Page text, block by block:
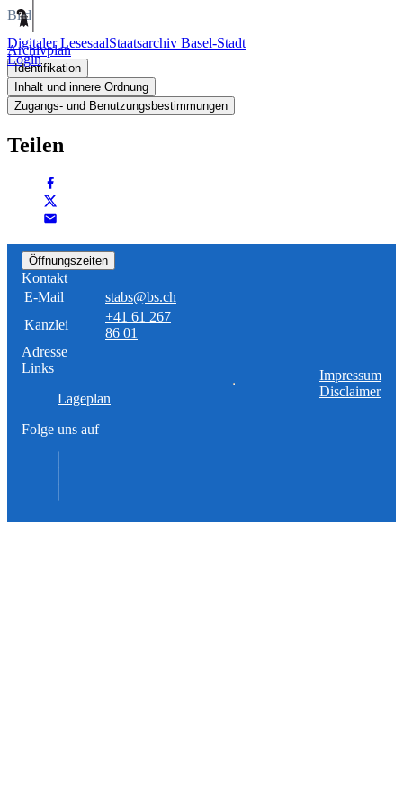
Digitaler LesesaalStaatsarchiv Basel-Stadt
Login
Bild
Archivplan
Identifikation
Inhalt und innere Ordnung
Zugangs- und Benutzungsbestimmungen
Teilen
Öffnungszeiten
Kontakt
E-Mail
stabs@bs.ch
Kanzlei
+41 61 267
86 01
Adresse
Links
Lageplan
Folge uns auf
Impressum
Disclaimer